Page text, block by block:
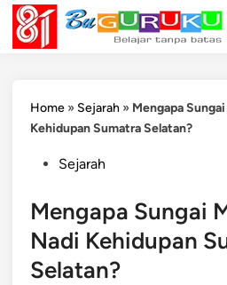
Skip
content
Home » Sejarah » Mengapa
Kehidupan Sumatra Selatan?
PostedSejarah
Mengapa Sungai
Nadi Kehidupan
Selatan?